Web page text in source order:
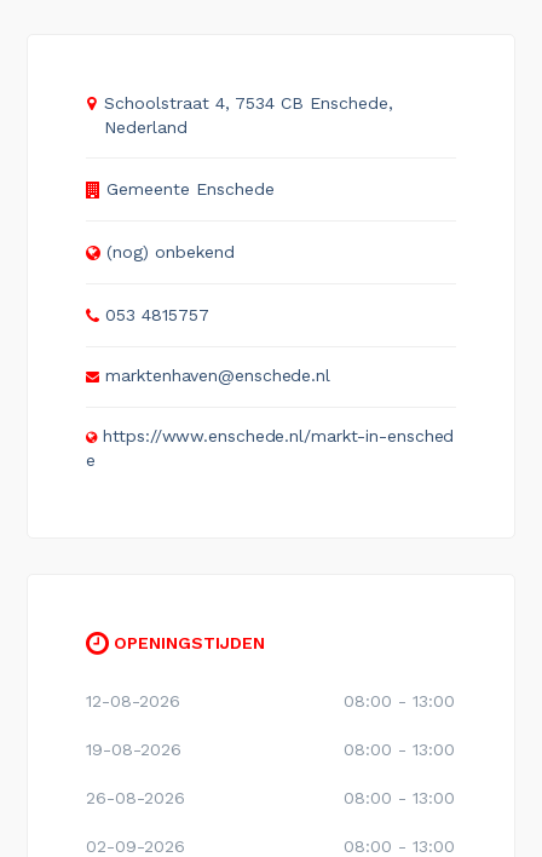
Schoolstraat 4, 7534 CB Enschede,
Nederland
Gemeente Enschede
(nog) onbekend
053 4815757
marktenhaven@enschede.nl
https://www.enschede.nl/markt-in-ensched
e
OPENINGSTIJDEN
12-08-2026 08:00 - 13:00
19-08-2026 08:00 - 13:00
26-08-2026 08:00 - 13:00
02-09-2026 08:00 - 13:00